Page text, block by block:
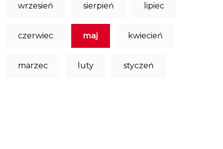
wrzesień sierpień lipiec
czerwiec maj kwiecień
marzec luty styczeń